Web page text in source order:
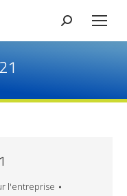
Recherche
l'entreprise